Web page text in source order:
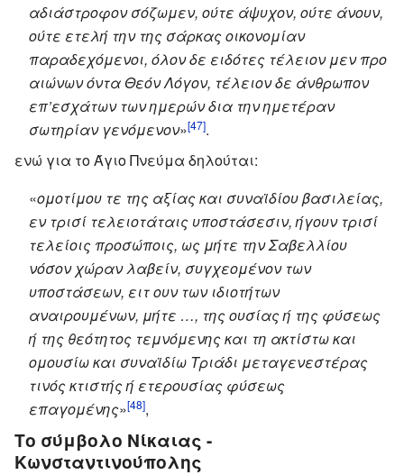
αδιάστροφον σόζωμεν, ούτε άψυχον, ούτε άνουν,
ούτε ετελή την της σάρκας οικονομίαν
παραδεχόμενοι, όλον δε ειδότες τέλειον μεν προ
αιώνων όντα Θεόν Λόγον, τέλειον δε άνθρωπον
επ’εσχάτων των ημερών δια την ημετέραν
σωτηρίαν γενόμενον»[47].
ενώ για το Άγιο Πνεύμα δηλούται:
«ομοτίμου τε της αξίας και συναϊδίου βασιλείας,
εν τρισί τελειοτάταις υποστάσεσιν, ήγουν τρισί
τελείοις προσώποις, ως μήτε την Σαβελλίου
νόσον χώραν λαβείν, συγχεομένον των
υποστάσεων, ειτ ουν των ιδιοτήτων
αναιρουμένων, μήτε …, της ουσίας ή της φύσεως
ή της θεότητος τεμνόμενης και τη ακτίστω και
ομουσίω και συναϊδίω Τριάδι μεταγενεστέρας
τινός κτιστής ή ετερουσίας φύσεως
επαγομένης»[48],
Το σύμβολο Νίκαιας -
Κωνσταντινούπολης